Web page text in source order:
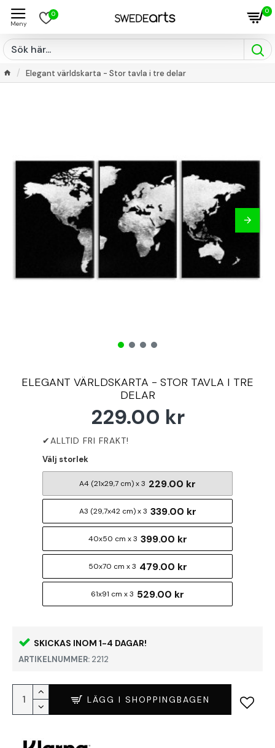
0 0
Elegant världskarta - Stor tavla i tre delar
ELEGANT VÄRLDSKARTA - STOR TAVLA I TRE
DELAR
SKICKAS INOM 1-4 DAGAR!
ARTIKELNUMMER: 2212
229.00 kr
Välj storlek
A4 (21x29,7 cm) x 3 229.00 kr
A3 (29,7x42 cm) x 3 339.00 kr
40x50 cm x 3 399.00 kr
50x70 cm x 3 479.00 kr
61x91 cm x 3 529.00 kr
LÄGG I SHOPPINGBAGEN